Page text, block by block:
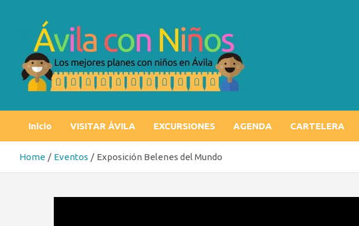
Inicio VISITAR ÁVILA EXCURSIONES AGENDA CARTELERA
Home Eventos Exposición Belenes del Mundo